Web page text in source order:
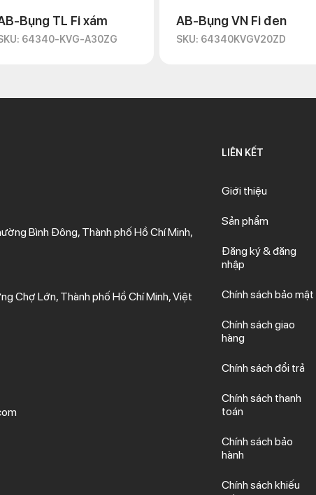
Bụng TL Fi xám
64340-KVG-A30ZG
AB-Bụng VN Fi đen
SKU: 64340KVGV20ZD
Bình Đông, Thành phố Hồ Chí Minh,
Chợ Lớn, Thành phố Hồ Chí Minh, Việt
LIÊN KẾT
Giới thiệu
Sản phẩm
Đăng ký & đăng
nhập
Chính sách bảo mật
Chính sách giao
hàng
Chính sách đổi trả
Chính sách thanh
toán
Chính sách bảo
hành
Chính sách khiếu